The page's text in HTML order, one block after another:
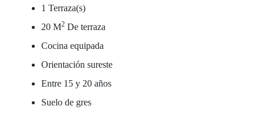
1 Terraza(s)
20 M2 De terraza
Cocina equipada
Orientación sureste
Entre 15 y 20 años
Suelo de gres